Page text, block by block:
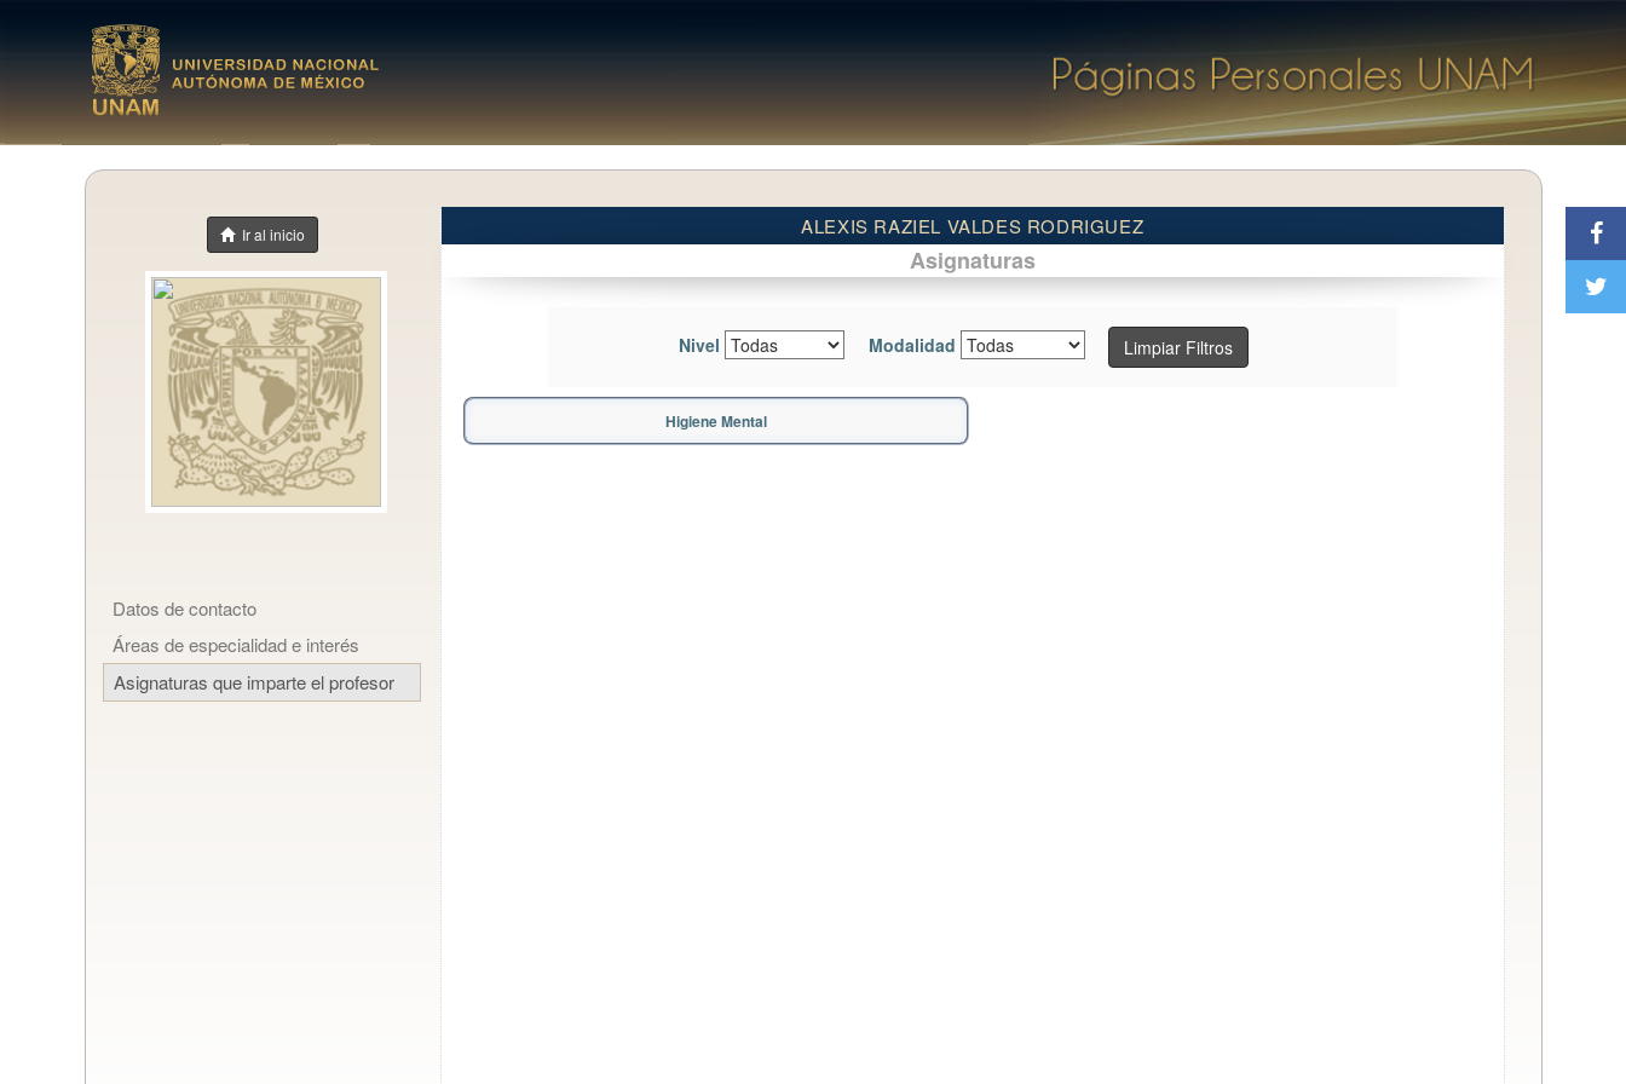
Ir al inicio
Datos de contacto
Áreas de especialidad e interés
Asignaturas que imparte el profesor
ALEXIS RAZIEL VALDES RODRIGUEZ
Asignaturas
Nivel Modalidad Limpiar Filtros
Higiene Mental